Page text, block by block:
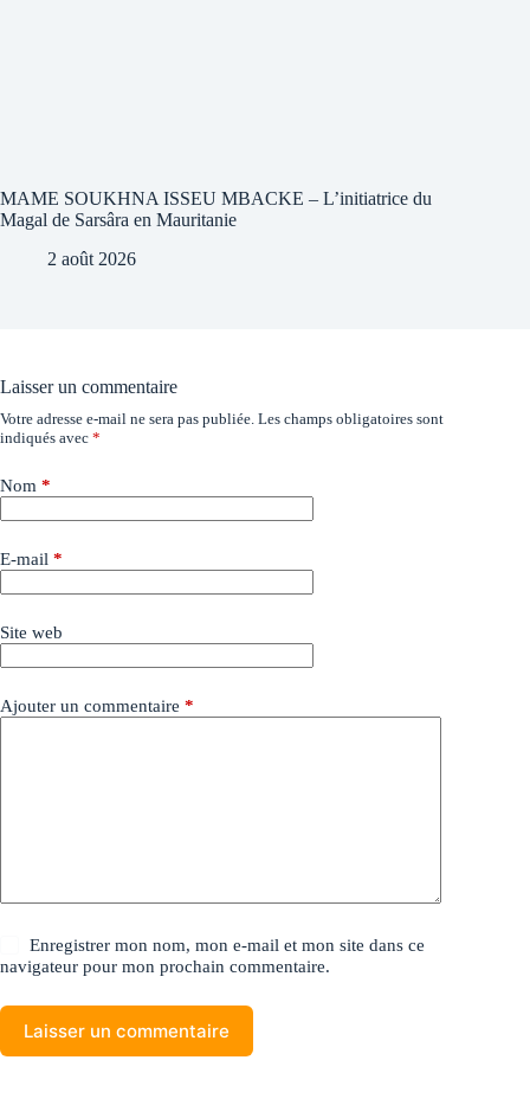
MAME SOUKHNA ISSEU MBACKE – L’initiatrice du
Magal de Sarsâra en Mauritanie
2 août 2026
Laisser un commentaire
Votre adresse e-mail ne sera pas publiée. Les champs obligatoires sont
indiqués avec *
Nom *
E-mail *
Site web
Ajouter un commentaire *
Enregistrer mon nom, mon e-mail et mon site dans ce
navigateur pour mon prochain commentaire.
Laisser un commentaire